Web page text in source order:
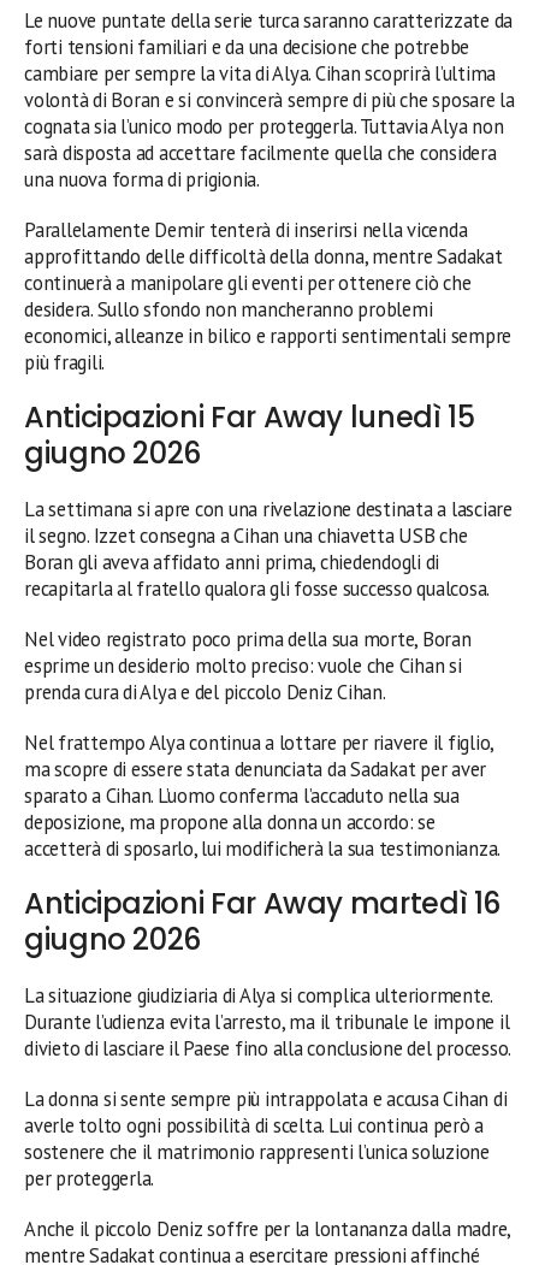
Le nuove puntate della serie turca saranno caratterizzate da
forti tensioni familiari e da una decisione che potrebbe
cambiare per sempre la vita di Alya. Cihan scoprirà l’ultima
volontà di Boran e si convincerà sempre di più che sposare la
cognata sia l’unico modo per proteggerla. Tuttavia Alya non
sarà disposta ad accettare facilmente quella che considera
una nuova forma di prigionia.
Parallelamente Demir tenterà di inserirsi nella vicenda
approfittando delle difficoltà della donna, mentre Sadakat
continuerà a manipolare gli eventi per ottenere ciò che
desidera. Sullo sfondo non mancheranno problemi
economici, alleanze in bilico e rapporti sentimentali sempre
più fragili.
Anticipazioni Far Away lunedì 15
giugno 2026
La settimana si apre con una rivelazione destinata a lasciare
il segno. Izzet consegna a Cihan una chiavetta USB che
Boran gli aveva affidato anni prima, chiedendogli di
recapitarla al fratello qualora gli fosse successo qualcosa.
Nel video registrato poco prima della sua morte, Boran
esprime un desiderio molto preciso: vuole che Cihan si
prenda cura di Alya e del piccolo Deniz Cihan.
Nel frattempo Alya continua a lottare per riavere il figlio,
ma scopre di essere stata denunciata da Sadakat per aver
sparato a Cihan. L’uomo conferma l’accaduto nella sua
deposizione, ma propone alla donna un accordo: se
accetterà di sposarlo, lui modificherà la sua testimonianza.
Anticipazioni Far Away martedì 16
giugno 2026
La situazione giudiziaria di Alya si complica ulteriormente.
Durante l’udienza evita l’arresto, ma il tribunale le impone il
divieto di lasciare il Paese fino alla conclusione del processo.
La donna si sente sempre più intrappolata e accusa Cihan di
averle tolto ogni possibilità di scelta. Lui continua però a
sostenere che il matrimonio rappresenti l’unica soluzione
per proteggerla.
Anche il piccolo Deniz soffre per la lontananza dalla madre,
mentre Sadakat continua a esercitare pressioni affinché